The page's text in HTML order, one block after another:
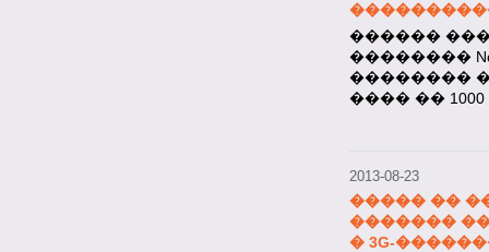
����������
������
��������
��������
���� ��
2013-08-23
����� ��
�������
� 3G-